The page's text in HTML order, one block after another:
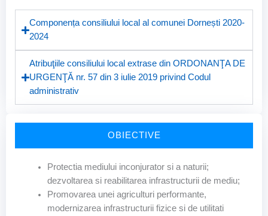
Componența consiliului local al comunei Dornești 2020-
2024
Atribuţiile consiliului local extrase din ORDONANŢA DE
URGENŢĂ nr. 57 din 3 iulie 2019 privind Codul
administrativ
OBIECTIVE
Protectia mediului inconjurator si a naturii;
dezvoltarea si reabilitarea infrastructurii de mediu;
Promovarea unei agriculturi performante,
modernizarea infrastructurii fizice si de utilitati